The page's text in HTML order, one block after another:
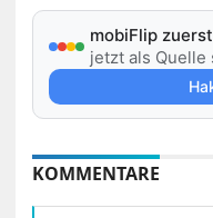
mobiFlip
jetzt als Quelle
KOMMENTARE